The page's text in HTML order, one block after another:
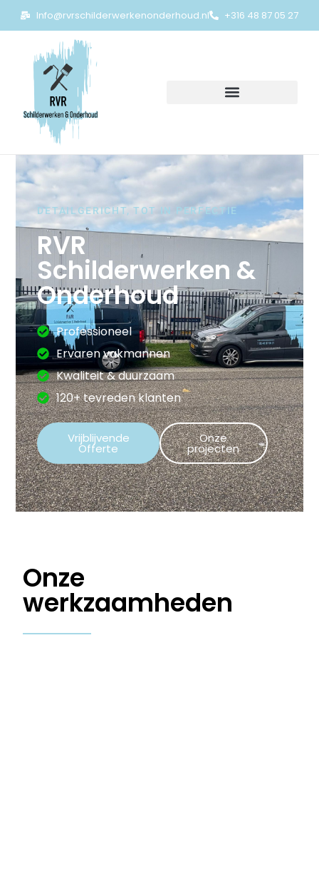
Info@rvrschilderwerkenonderhoud.nl +316 48 87 05 27
DETAILGERICHT, TOT IN PERFECTIE
RVR
Schilderwerken &
Onderhoud
Professioneel
Ervaren vakmannen
Kwaliteit & duurzaam
120+ tevreden klanten
Vrijblijvende
Offerte
Onze
projecten
Onze
werkzaamheden